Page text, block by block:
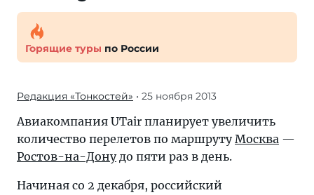
Горящие туры по России
Редакция «Тонкостей» • 25 ноября 2013
Авиакомпания UTair планирует увеличить
количество перелетов по маршрутуМосква —
Ростов-на-Донудо пяти раз в день.
Начиная со 2 декабря, российский